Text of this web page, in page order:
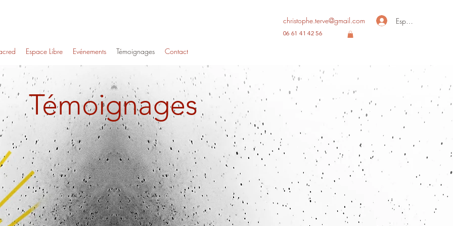
christophe.terve@gmail.com Espace membre
06 61 41 42 56
Espace Libre Evénements Témoignages Contact
Témoignages